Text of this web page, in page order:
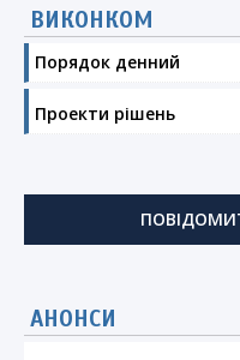
ВИКОНКОМ
Порядок денний
Проекти рішень
АНОНСИ